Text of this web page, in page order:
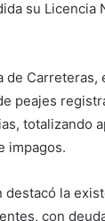
su Licencia
de Carreteras,
peajes
totalizando
impagos.
la
con